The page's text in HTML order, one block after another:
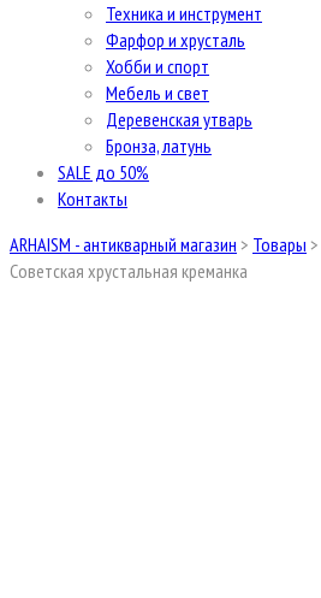
Техника и инструмент
Фарфор и хрусталь
Хобби и спорт
Мебель и свет
Деревенская утварь
Бронза, латунь
SALE до 50%
Контакты
ARHAISM - антикварный магазин > Товары >
Советская хрустальная креманка